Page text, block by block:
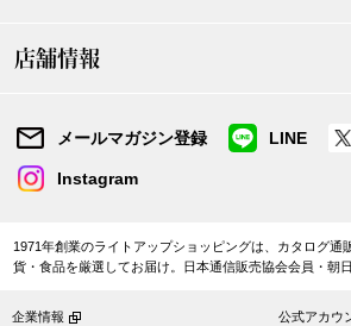
ク
店舗情報
メールマガジン登録 LINE
Instagram
1971年創業のライトアップショッピングは、カタログ通
貨・食品を厳選してお届け。日本通信販売協会会員・朝
企業情報
公式アカウ